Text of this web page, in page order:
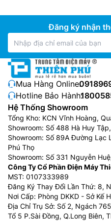
Đăng ký nhận
Mua Hàng Online:
Hotline Bảo Hành:
Hệ Thống Showroom
Tổng Kho: KCN Vĩnh Hoàng,
Showroom: Số 488 Hà Huy
Showroom: Số 89A Đường Lạc
Phú Thọ
Showroom: Số 331 Nguyễn
Công Ty Cổ Phần Điện Máy
MST: 0107333989
Đăng Ký Thay Đổi Lần Thứ: 8,
Nơi Cấp: Phòng DKKD - Sở Kế
Địa Chỉ Trụ Sở: Số 2, Ngách
Tổ 5 P.Sài Đồng, Q.Long Biên,